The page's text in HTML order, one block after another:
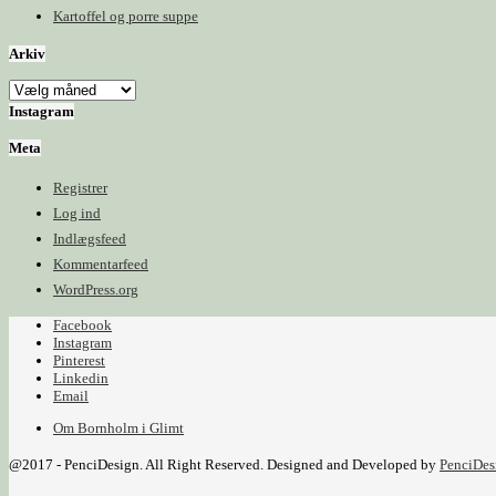
Kartoffel og porre suppe
Arkiv
Arkiv
Instagram
Meta
Registrer
Log ind
Indlægsfeed
Kommentarfeed
WordPress.org
Facebook
Instagram
Pinterest
Linkedin
Email
Om Bornholm i Glimt
@2017 - PenciDesign. All Right Reserved. Designed and Developed by